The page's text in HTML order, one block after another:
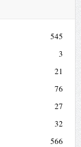
545
3
21
76
27
32
566